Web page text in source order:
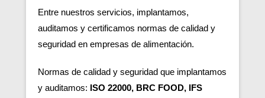
Entre nuestros servicios, implantamos,
auditamos y certificamos normas de calidad y
seguridad en empresas de alimentación.
Normas de calidad y seguridad que implantamos
y auditamos: ISO 22000, BRC FOOD, IFS